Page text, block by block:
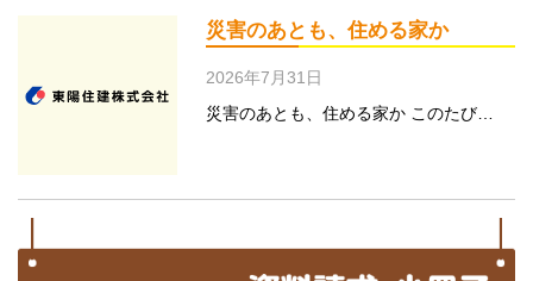
災害のあとも、住める家か
2026年7月31日
災害のあとも、住める家か このたび…